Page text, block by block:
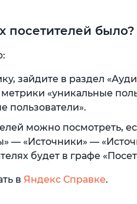
посетителей было?
зайдите в раздел
«уникальные
пользователи».
можно посмотреть,
— «Источники» —
будет в графе
в Яндекс Справке.